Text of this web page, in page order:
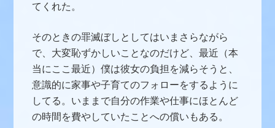
てくれた。
そのときの罪滅ぼしとしてはいまさらながら
で、大変恥ずかしいことなのだけど、最近（本
当にここ最近）僕は彼女の負担を減らそうと、
意識的に家事や子育てのフォローをするように
してる。いままで自分の作業や仕事にほとんど
の時間を費やしていたことへの償いもある。